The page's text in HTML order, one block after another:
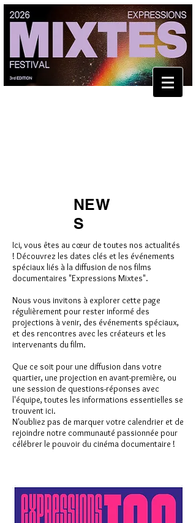
NEW
S
Ici, vous êtes au cœur de toutes nos actualités
! Découvrez les dates clés et les événements
spéciaux liés à la diffusion de nos films
documentaires "Expressions Mixtes".
Nous vous invitons à explorer cette page
régulièrement pour rester informé des
projections à venir, des événements spéciaux,
et des rencontres avec les créateurs et les
intervenants du film.
Que ce soit pour une diffusion dans votre
quartier, une projection en avant-première, ou
une session de questions-réponses avec
l'équipe, toutes les informations essentielles se
trouvent ici.
N'oubliez pas de marquer votre calendrier et de
rejoindre notre communauté passionnée pour
célébrer le pouvoir du cinéma documentaire !